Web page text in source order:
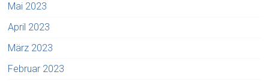
Mai 2023
April 2023
März 2023
Februar 2023